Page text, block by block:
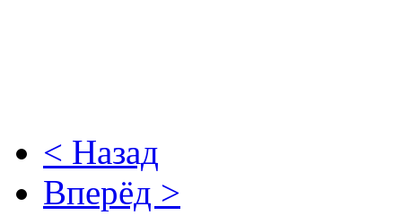
< Назад
Вперёд >